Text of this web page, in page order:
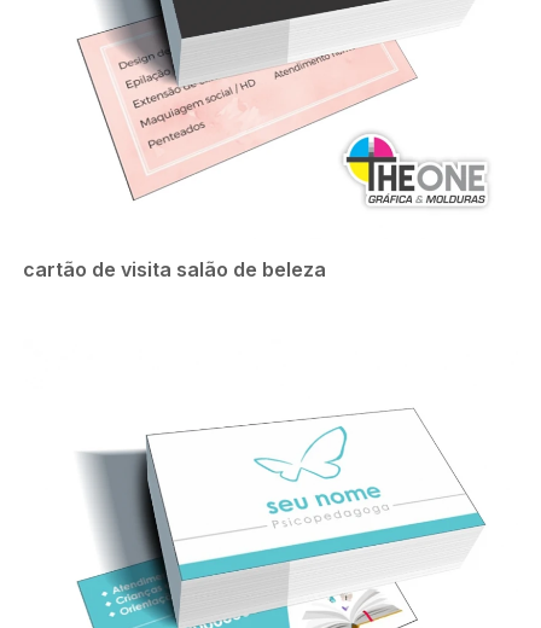
cartão de visita salão de beleza